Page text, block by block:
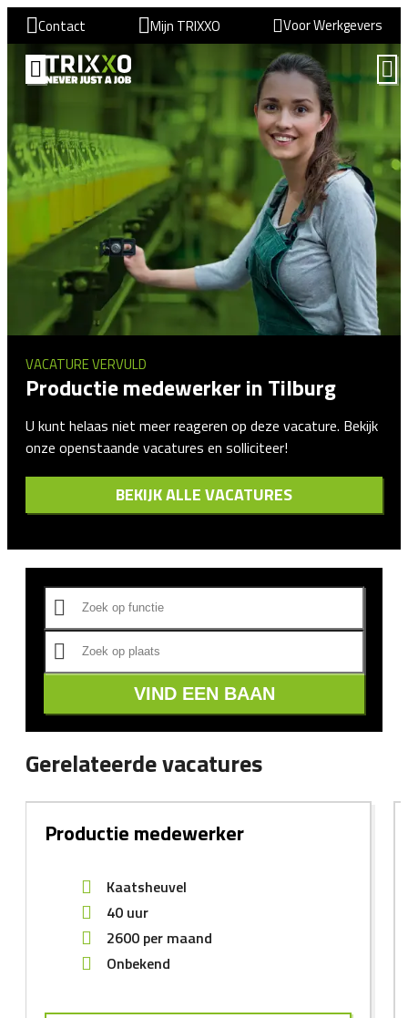
Contact Mijn TRIXXO Voor Werkgevers
VACATURE VERVULD
Productie medewerker in Tilburg
U kunt helaas niet meer reageren op deze vacature. Bekijk
onze openstaande vacatures en solliciteer!
BEKIJK ALLE VACATURES
VIND EEN BAAN
Gerelateerde vacatures
Productie medewerker
Kaatsheuvel
40 uur
2600 per maand
Onbekend